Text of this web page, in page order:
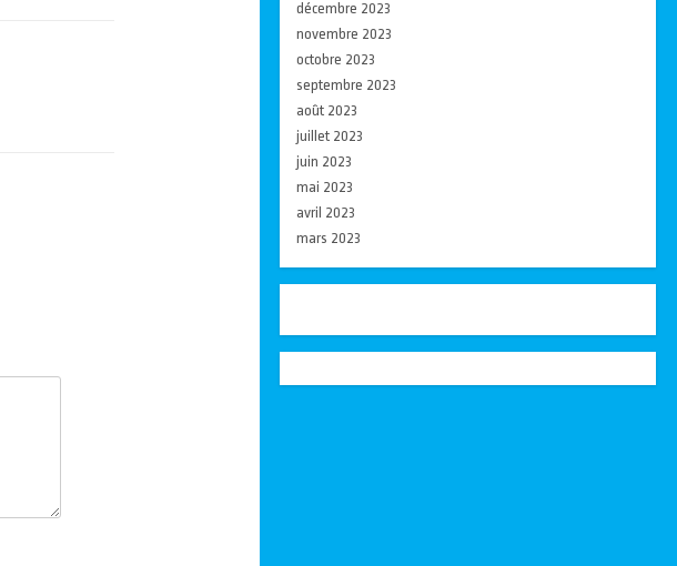
décembre 2023
novembre 2023
octobre 2023
septembre 2023
août 2023
juillet 2023
juin 2023
mai 2023
avril 2023
mars 2023